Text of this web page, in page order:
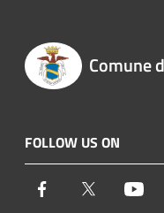
Comune
FOLLOW US ON
Facebook Twitter